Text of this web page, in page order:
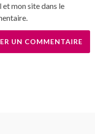
mon site dans le